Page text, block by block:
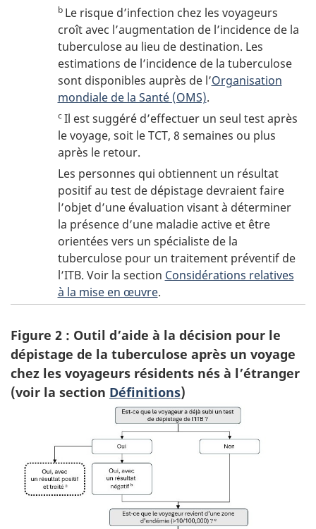
b Le risque d’infection chez les voyageurs
croît avec l’augmentation de l’incidence de la
tuberculose au lieu de destination. Les
estimations de l’incidence de la tuberculose
sont disponibles auprès de l’Organisation
mondiale de la Santé (OMS).
cIl est suggéré d’effectuer un seul test après
le voyage, soit leTCT, 8 semaines ou plus
après le retour.
Les personnes qui obtiennent un résultat
positif au test de dépistage devraient faire
l’objet d’une évaluation visant à déterminer
la présence d’une maladie active et être
orientées vers un spécialiste de la
tuberculose pour un traitement préventif de
l’ITB. Voir la section Considérations relatives
à la mise en œuvre.
Figure 2 : Outil d’aide à la décision pour le
dépistage de la tuberculose après un voyage
chez les voyageurs résidents nés à l’étranger
(voir la section Définitions)